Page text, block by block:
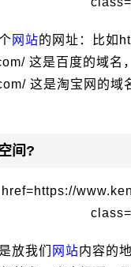
网站的网址：比如
这是百度的域名
这是淘宝网的域
间?
放我们 网站内容的